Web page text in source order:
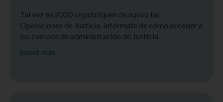
Tal vez en 2020 se publiquen de nuevo las
Oposiciones de Justicia. Infórmate de cómo acceder a
los cuerpos de administración de Justicia.
Saber más